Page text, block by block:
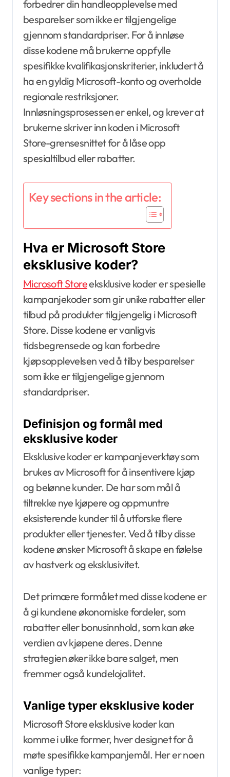
forbedrer din handleopplevelse med
besparelser som ikke er tilgjengelige
gjennom standardpriser. For å innløse
disse kodene må brukerne oppfylle
spesifikke kvalifikasjonskriterier, inkludert å
ha en gyldig Microsoft-konto og overholde
regionale restriksjoner.
Innløsningsprosessen er enkel, og krever at
brukerne skriver inn koden i Microsoft
Store-grensesnittet for å låse opp
spesialtilbud eller rabatter.
Key sections in the article:
Hva er Microsoft Store
eksklusive koder?
Microsoft Storeeksklusive koder er spesielle
kampanjekoder som gir unike rabatter eller
tilbud på produkter tilgjengelig i Microsoft
Store. Disse kodene er vanligvis
tidsbegrensede og kan forbedre
kjøpsopplevelsen ved å tilby besparelser
som ikke er tilgjengelige gjennom
standardpriser.
Definisjon og formål med
eksklusive koder
Eksklusive koder er kampanjeverktøy som
brukes av Microsoft for å insentivere kjøp
og belønne kunder. De har som mål å
tiltrekke nye kjøpere og oppmuntre
eksisterende kunder til å utforske flere
produkter eller tjenester. Ved å tilby disse
kodene ønsker Microsoft å skape en følelse
av hastverk og eksklusivitet.
Det primære formålet med disse kodene er
å gi kundene økonomiske fordeler, som
rabatter eller bonusinnhold, som kan øke
verdien av kjøpene deres. Denne
strategien øker ikke bare salget, men
fremmer også kundelojalitet.
Vanlige typer eksklusive koder
Microsoft Store eksklusive koder kan
komme i ulike former, hver designet for å
møte spesifikke kampanjemål. Her er noen
vanlige typer: